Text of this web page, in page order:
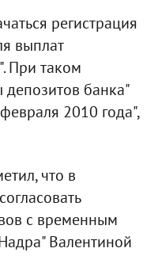
регистрация
выплат
При таком
банка"
2010 года",
что в
с временным
Валентиной